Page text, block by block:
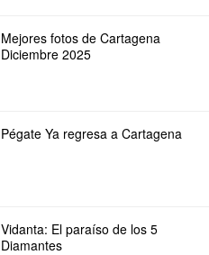
Mejores fotos de Cartagena
Diciembre 2025
Pégate Ya regresa a Cartagena
Vidanta: El paraíso de los 5
Diamantes